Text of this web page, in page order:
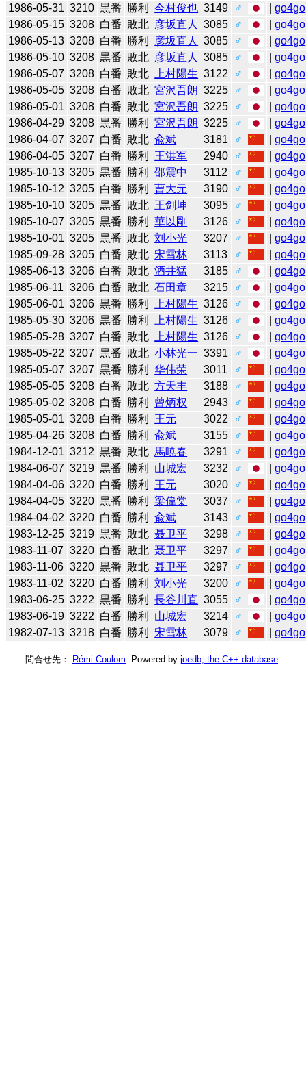
1986-05-31 3210 黒番 勝利 今村俊也 3149 ♂ |go4go
1986-05-15 3208 白番 敗北 彦坂直人 3085 ♂ |go4go
1986-05-13 3208 白番 勝利 彦坂直人 3085 ♂ |go4go
1986-05-10 3208 黒番 敗北 彦坂直人 3085 ♂ |go4go
1986-05-07 3208 白番 敗北 上村陽生 3122 ♂ |go4go
1986-05-05 3208 白番 敗北 宮沢吾朗 3225 ♂ |go4go
1986-05-01 3208 白番 敗北 宮沢吾朗 3225 ♂ |go4go
1986-04-29 3208 黒番 勝利 宮沢吾朗 3225 ♂ |go4go
1986-04-07 3207 白番 敗北 兪斌 3181 ♂ |go4go
1986-04-05 3207 白番 勝利 王洪军 2940 ♂ |go4go
1985-10-13 3205 黒番 勝利 邵震中 3112 ♂ |go4go
1985-10-12 3205 白番 勝利 曹大元 3190 ♂ |go4go
1985-10-10 3205 黒番 敗北 王剑坤 3095 ♂ |go4go
1985-10-07 3205 黒番 勝利 華以剛 3126 ♂ |go4go
1985-10-01 3205 黒番 敗北 刘小光 3207 ♂ |go4go
1985-09-28 3205 白番 敗北 宋雪林 3113 ♂ |go4go
1985-06-13 3206 白番 敗北 酒井猛 3185 ♂ |go4go
1985-06-11 3206 白番 敗北 石田章 3215 ♂ |go4go
1985-06-01 3206 黒番 勝利 上村陽生 3126 ♂ |go4go
1985-05-30 3206 黒番 勝利 上村陽生 3126 ♂ |go4go
1985-05-28 3207 白番 敗北 上村陽生 3126 ♂ |go4go
1985-05-22 3207 黒番 敗北 小林光一 3391 ♂ |go4go
1985-05-07 3207 黒番 勝利 华伟荣 3011 ♂ |go4go
1985-05-05 3208 白番 敗北 方天丰 3188 ♂ |go4go
1985-05-02 3208 白番 勝利 曾炳权 2943 ♂ |go4go
1985-05-01 3208 白番 勝利 王元 3022 ♂ |go4go
1985-04-26 3208 白番 勝利 兪斌 3155 ♂ |go4go
1984-12-01 3212 黒番 敗北 馬暁春 3291 ♂ |go4go
1984-06-07 3219 黒番 勝利 山城宏 3232 ♂ |go4go
1984-04-06 3220 白番 勝利 王元 3020 ♂ |go4go
1984-04-05 3220 黒番 勝利 梁偉棠 3037 ♂ |go4go
1984-04-02 3220 白番 勝利 兪斌 3143 ♂ |go4go
1983-12-25 3219 黒番 敗北 聂卫平 3298 ♂ |go4go
1983-11-07 3220 白番 敗北 聂卫平 3297 ♂ |go4go
1983-11-06 3220 黒番 敗北 聂卫平 3297 ♂ |go4go
1983-11-02 3220 白番 勝利 刘小光 3200 ♂ |go4go
1983-06-25 3222 黒番 勝利 長谷川直 3055 ♂ |go4go
1983-06-19 3222 白番 勝利 山城宏 3214 ♂ |go4go
1982-07-13 3218 白番 勝利 宋雪林 3079 ♂ |go4go
問合せ先： Rémi Coulom . Powered by joedb, the C++ database